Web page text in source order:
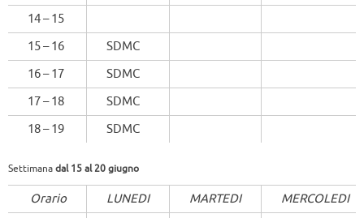
14 – 15
15 – 16
SDMC
16 – 17
SDMC
17 – 18
SDMC
18 – 19
SDMC
Settimanadal 15 al 20 giugno
Orario LUNEDI MARTEDI
MERCOLEDI